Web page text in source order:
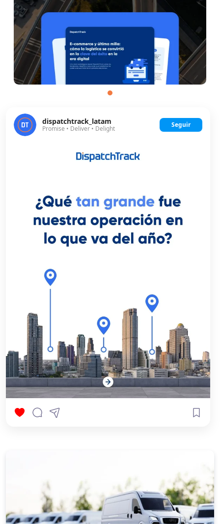
dispatchtrack_latam
Promise • Deliver • Delight Seguir